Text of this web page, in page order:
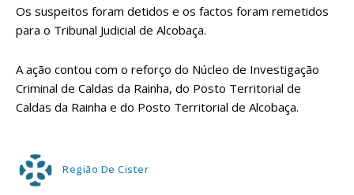
Os suspeitos foram detidos e os factos foram remetidos
para o Tribunal Judicial de Alcobaça.
A ação contou com o reforço do Núcleo de Investigação
Criminal de Caldas da Rainha, do Posto Territorial de
Caldas da Rainha e do Posto Territorial de Alcobaça.
Região De Cister